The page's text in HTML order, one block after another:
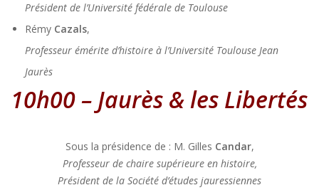
Président de l’Université fédérale de Toulouse
Rémy Cazals,
Professeur émérite d’histoire à l’Université Toulouse Jean
Jaurès
10h00 – Jaurès & les Libertés
Sous la présidence de : M. Gilles Candar,
Professeur de chaire supérieure en histoire,
Président de la Société d’études jauressiennes